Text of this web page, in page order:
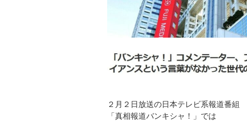
２月２日放送の日本テレビ系報道番組
「真相報道バンキシャ！」では